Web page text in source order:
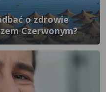
o zdrowie
Czerwonym?